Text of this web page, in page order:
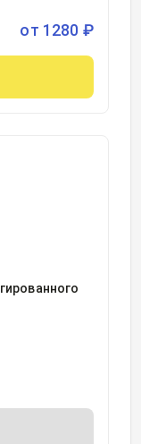
от 1280 ₽